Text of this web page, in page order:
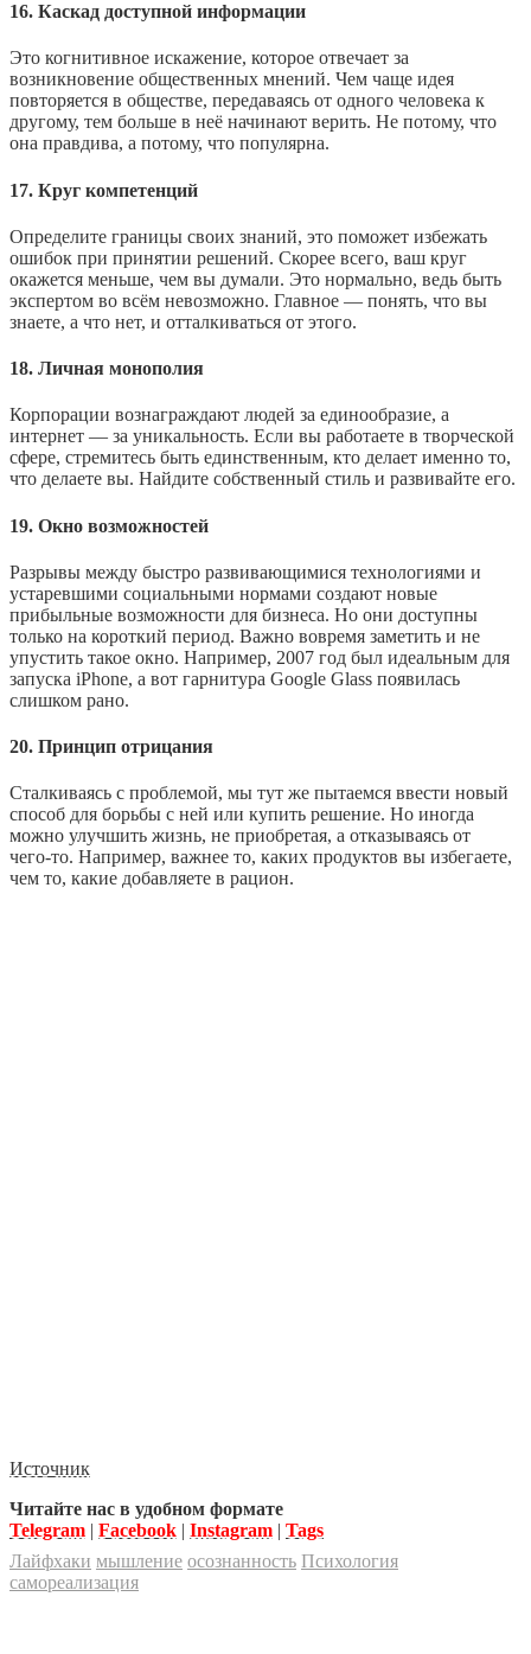
16. Каскад доступной информации
Это когнитивное искажение, которое отвечает за
возникновение общественных мнений. Чем чаще идея
повторяется в обществе, передаваясь от одного человека к
другому, тем больше в неё начинают верить. Не потому, что
она правдива, а потому, что популярна.
17. Круг компетенций
Определите границы своих знаний, это поможет избежать
ошибок при принятии решений. Скорее всего, ваш круг
окажется меньше, чем вы думали. Это нормально, ведь быть
экспертом во всём невозможно. Главное — понять, что вы
знаете, а что нет, и отталкиваться от этого.
18. Личная монополия
Корпорации вознаграждают людей за единообразие, а
интернет — за уникальность. Если вы работаете в творческой
сфере, стремитесь быть единственным, кто делает именно то,
что делаете вы. Найдите собственный стиль и развивайте его.
19. Окно возможностей
Разрывы между быстро развивающимися технологиями и
устаревшими социальными нормами создают новые
прибыльные возможности для бизнеса. Но они доступны
только на короткий период. Важно вовремя заметить и не
упустить такое окно. Например, 2007 год был идеальным для
запуска iPhone, а вот гарнитура Google Glass появилась
слишком рано.
20. Принцип отрицания
Сталкиваясь с проблемой, мы тут же пытаемся ввести новый
способ для борьбы с ней или купить решение. Но иногда
можно улучшить жизнь, не приобретая, а отказываясь от
чего‑то. Например, важнее то, каких продуктов вы избегаете,
чем то, какие добавляете в рацион.
Источник
Читайте нас в удобном формате
Telegram | Facebook | Instagram | Tags
Лайфхаки мышление осознанность Психология
самореализация